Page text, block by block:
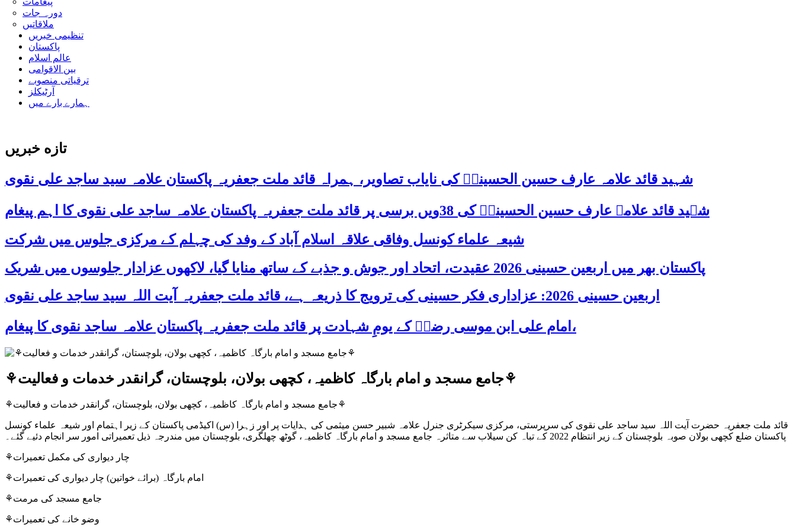
دورہ جات
ملاقاتیں
تنظیمی خبریں
پاکستان
عالم اسلام
بین الاقوامی
ترقیاتی منصوبے
آرٹیکلز
ہمارے بارے میں
تازه خبریں
شہید قائد علامہ عارف حسین الحسینیؒ کی نایاب تصاویر، ہمراہ قائد ملت جعفریہ پاکستان علامہ سید ساجد علی نقوی
شہید قائد علامہ عارف حسین الحسینیؒ کی 38ویں برسی پر قائد ملت جعفریہ پاکستان علامہ ساجد علی نقوی کا اہم پیغام
شیعہ علماء کونسل وفاقی علاقہ اسلام آباد کے وفد کی چہلم کے مرکزی جلوس میں شرکت
پاکستان بھر میں اربعین حسینی 2026 عقیدت، اتحاد اور جوش و جذبے کے ساتھ منایا گیا، لاکھوں عزادار جلوسوں میں شریک
اربعین حسینی 2026: عزاداری فکر حسینی کی ترویج کا ذریعہ ہے، قائد ملت جعفریہ آیت اللہ سید ساجد علی نقوی
امام علی ابن موسی رضاؑ کے یومِ شہادت پر قائد ملت جعفریہ پاکستان علامہ ساجد نقوی کا پیغام،
⚘️جامع مسجد و امام بارگاہ کاظمیہ، کچھی بولان، بلوچستان، گرانقدر خدمات و فعالیت⚘️
⚘️جامع مسجد و امام بارگاہ کاظمیہ، کچھی بولان، بلوچستان، گرانقدر خدمات و فعالیت⚘️
قائد ملت جعفریہ حضرت آیت اللہ سید ساجد علی نقوی کی سرپرستی، مرکزی سیکرٹری جنرل علامہ شبیر حسن میثمی کی ہدایات پر اور زہرا (س) اکیڈمی پاکستان کے زیر اہتمام اور شیعہ علماء کونسل
پاکستان ضلع کچھی بولان صوبہ بلوچستان کے زیر انتظام 2022 کے تباہ کن سیلاب سے متاثرہ جامع مسجد و امام بارگاہ کاظمیہ، گوٹھ چھلگری، بلوچستان میں مندرجہ ذیل تعمیراتی امور سر انجام دئیے گئے۔
⚘️چار دیواری کی مکمل تعمیرات
⚘️امام بارگاہ (برائے خواتین) چار دیواری کی تعمیرات
⚘️جامع مسجد کی مرمت
⚘️وضو خانے کی تعمیرات